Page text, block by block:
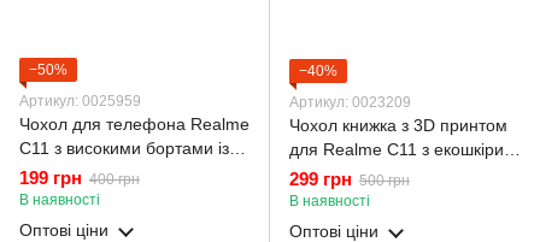
−50%
Артикул: 0025959
Чохол для телефона Realme
C11 з високими бортами із
захистом камери на реалмі
с11 червоний
199 грн 400 грн
В наявності
Оптові ціни
−40%
Артикул: 0023209
Чохол книжка з 3D принтом
для Realme C11 з екошкіри із
підставкою та магнитом
чорна gd2
299 грн 500 грн
В наявності
Оптові ціни